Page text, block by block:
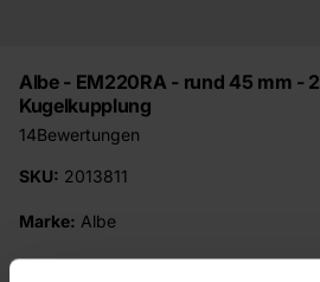
Albe - EM220RA - rund 45 mm -
Kugelkupplung
14Bewertungen
SKU: 2013811
Marke: Albe
€45,00